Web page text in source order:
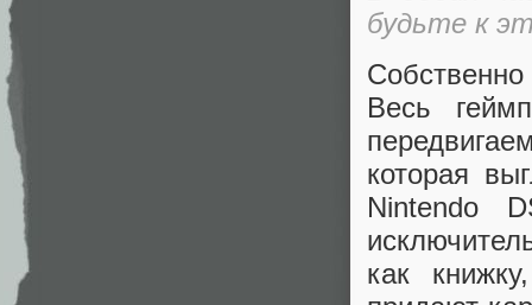
будьте к
Весь
которая
Nintendo
как